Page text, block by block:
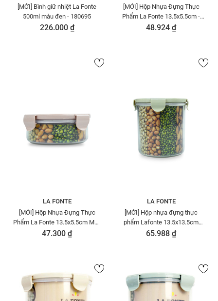
[MỚI] Bình giữ nhiệt La Fonte
500ml màu đen - 180695
226.000 ₫
[MỚI] Hộp Nhựa Đựng Thực
Phẩm La Fonte 13.5x5.5cm -
180954
48.924 ₫
LA FONTE
[MỚI] Hộp Nhựa Đựng Thực
Phẩm La Fonte 13.5x5.5cm Màu
Hồng - 180954P
47.300 ₫
LA FONTE
[MỚI] Hộp nhựa đựng thực
phẩm Lafonte 13.5x13.5cm
1300ml - 180978
65.988 ₫